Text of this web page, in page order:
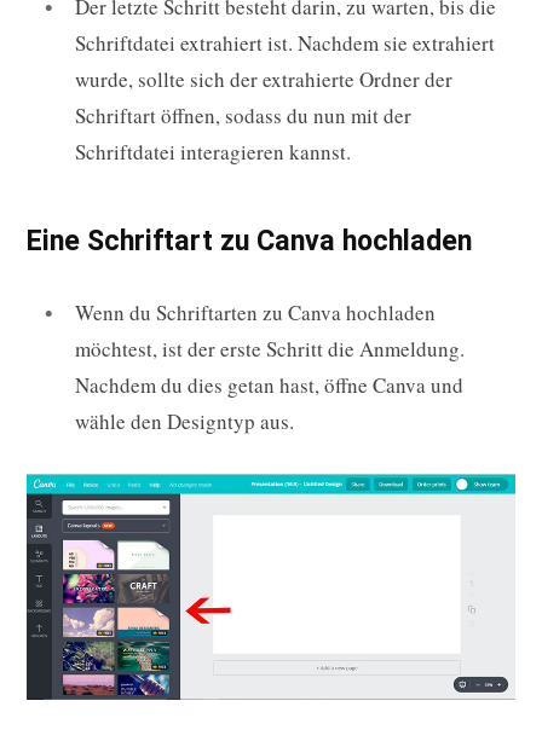
Der letzte Schritt besteht darin, zu warten, bis die
Schriftdatei extrahiert ist. Nachdem sie extrahiert
wurde, sollte sich der extrahierte Ordner der
Schriftart öffnen, sodass du nun mit der
Schriftdatei interagieren kannst.
Eine Schriftart zu Canva hochladen
Wenn du Schriftarten zu Canva hochladen
möchtest, ist der erste Schritt die Anmeldung.
Nachdem du dies getan hast, öffne Canva und
wähle den Designtyp aus.